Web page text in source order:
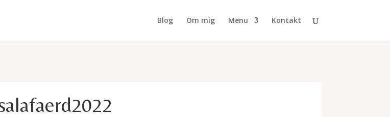
Blog Om mig Menu Kontakt